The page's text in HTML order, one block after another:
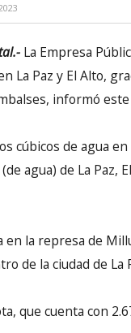
La Empresa
La Paz y El Alto,
informó
cúbicos de agua
agua) de La
en la represa de
de la ciudad de La
que cuenta con